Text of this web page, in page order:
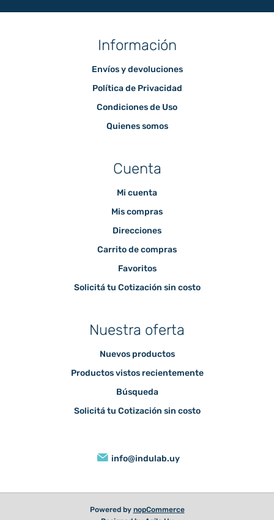
Información
Envíos y devoluciones
Política de Privacidad
Condiciones de Uso
Quienes somos
Cuenta
Mi cuenta
Mis compras
Direcciones
Carrito de compras
Favoritos
Solicitá tu Cotización sin costo
Nuestra oferta
Nuevos productos
Productos vistos recientemente
Búsqueda
Solicitá tu Cotización sin costo
info@indulab.uy
Powered by nopCommerce